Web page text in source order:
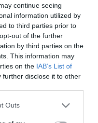
continue seeing
information utilized by
to third parties prior to
out of the further
by third parties on the
This information may
on the IAB’s List of
further disclose it to other
Outs
tener peso o ser
necesitan
a la comunidad
contar con liderazgos
por un consenso
que se vive
donde la
falta de liderazgos